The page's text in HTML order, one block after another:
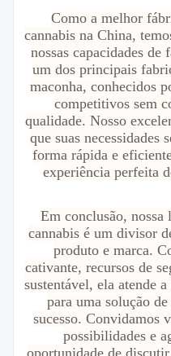
Como a melhor
cannabis na China,
nossas capacidades de
um dos principais
maconha, conhecidos
competitivos sem
qualidade. Nosso
que suas necessidades
forma rápida e
experiência perfeita
Em conclusão, nossa
cannabis é um divisor
produto e marca.
cativante, recursos de
sustentável, ela atende
para uma solução
sucesso. Convidamos
possibilidades e
oportunidade de discutir